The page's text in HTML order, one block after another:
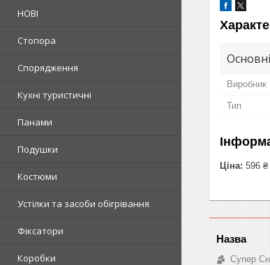
НОВІ
Стопора
Спорядження
Кухні туристичні
Панами
Подушки
Костюми
Устілки та засоби обігрівання
Фіксатори
Коробки
Виробник
Тип
Ціна: 596 ₴
Супер